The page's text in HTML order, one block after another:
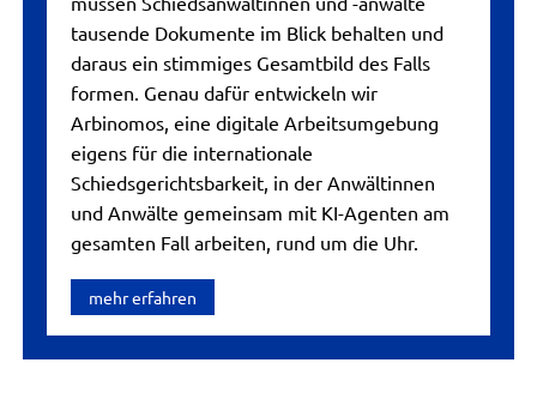
tausende Dokumente im Blick behalten und
daraus ein stimmiges Gesamtbild des Falls
formen. Genau dafür entwickeln wir
Arbinomos, eine digitale Arbeitsumgebung
eigens für die internationale
Schiedsgerichtsbarkeit, in der Anwältinnen
und Anwälte gemeinsam mit KI-Agenten am
gesamten Fall arbeiten, rund um die Uhr.
mehr erfahren